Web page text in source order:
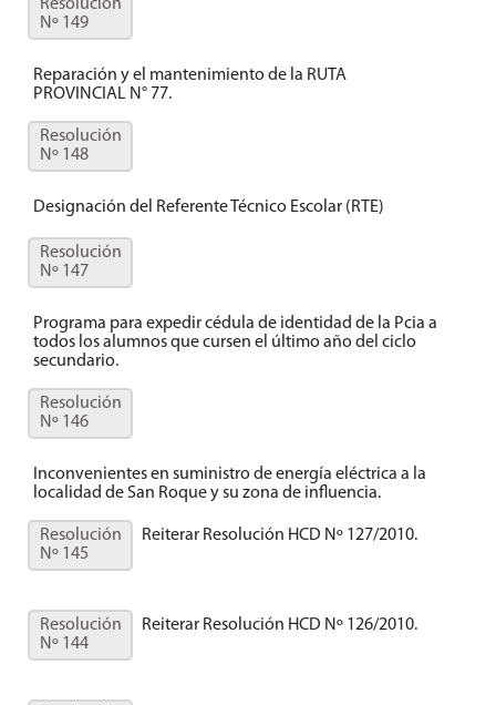
Resolución
Nº 149
Reparación y el mantenimiento de la RUTA
PROVINCIAL N° 77.
Resolución
Nº 148
Designación del Referente Técnico Escolar (RTE)
Resolución
Nº 147
Programa para expedir cédula de identidad de la Pcia a
todos los alumnos que cursen el último año del ciclo
secundario.
Resolución
Nº 146
Inconvenientes en suministro de energía eléctrica a la
localidad de San Roque y su zona de influencia.
Resolución
Nº 145
Reiterar Resolución HCD Nº 127/2010.
Resolución
Nº 144
Reiterar Resolución HCD Nº 126/2010.